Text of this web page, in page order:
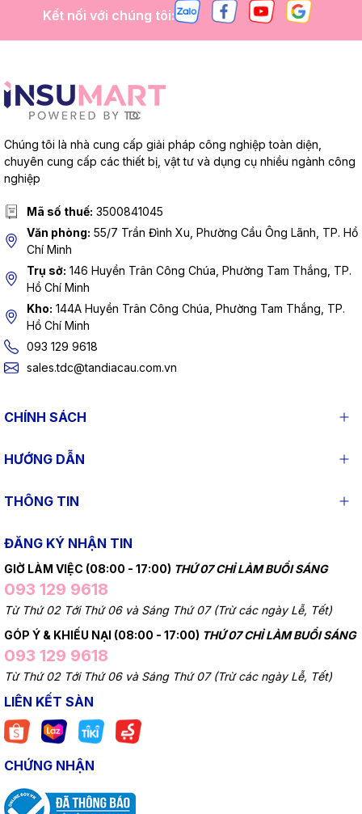
Kết nối với chúng tôi:
Chúng tôi là nhà cung cấp giải pháp công nghiệp toàn diện,
chuyên cung cấp các thiết bị, vật tư và dụng cụ nhiều ngành công
nghiệp
Mã số thuế: 3500841045
Văn phòng: 55/7 Trần Đình Xu, Phường Cầu Ông Lãnh, TP. Hồ
Chí Minh
Trụ sở: 146 Huyền Trân Công Chúa, Phường Tam Thắng, TP.
Hồ Chí Minh
Kho: 144A Huyền Trân Công Chúa, Phường Tam Thắng, TP.
Hồ Chí Minh
093 129 9618
sales.tdc@tandiacau.com.vn
CHÍNH SÁCH
HƯỚNG DẪN
THÔNG TIN
ĐĂNG KÝ NHẬN TIN
GIỜ LÀM VIỆC (08:00 - 17:00) THỨ 07 CHỈ LÀM BUỔI SÁNG
093 129 9618
Từ Thứ 02 Tới Thứ 06 và Sáng Thứ 07 (Trừ các ngày Lễ, Tết)
GÓP Ý & KHIẾU NẠI (08:00 - 17:00) THỨ 07 CHỈ LÀM BUỔI SÁNG
093 129 9618
Từ Thứ 02 Tới Thứ 06 và Sáng Thứ 07 (Trừ các ngày Lễ, Tết)
LIÊN KẾT SÀN
CHỨNG NHẬN